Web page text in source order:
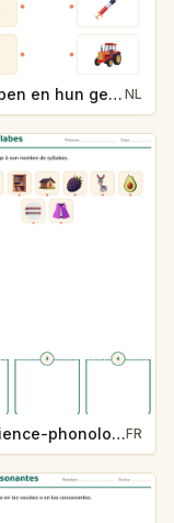
Beroepen en hun gereedschap NL
conscience-phonologique-k234-5FR